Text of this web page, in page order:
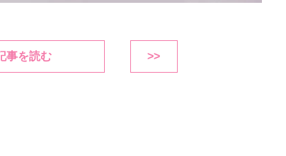
事を読む >>